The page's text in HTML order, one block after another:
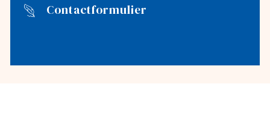
Contactformulier